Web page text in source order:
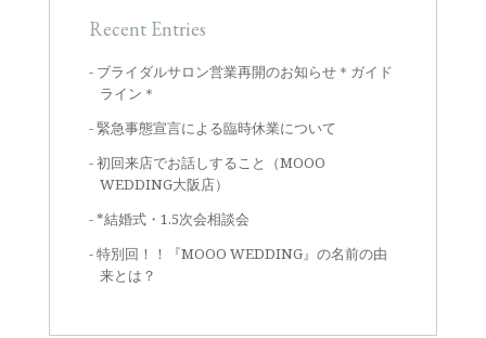
Recent Entries
ブライダルサロン営業再開のお知らせ＊ガイド
ライン＊
緊急事態宣言による臨時休業について
初回来店でお話しすること（MOOO
WEDDING大阪店）
*結婚式・1.5次会相談会
特別回！！『MOOO WEDDING』の名前の由
来とは？